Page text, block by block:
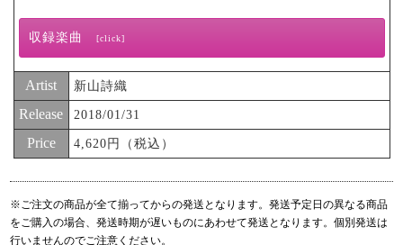
収録楽曲 [click]
01. ゆれるユレル
02. Don’t Cry
03. ひとりごと
04. 今 ここにいる
05. 絶対
07. 隣の行方
08. もう、行かなくちゃ。
09. あたしはあたしのままで
Artist 新山詩織
Release 2018/01/31
Price 4,620円（税込）
※ご注文の商品が全て揃ってからの発送となります。発送予定日の異なる商品
をご購入の場合、発送時期が遅いものにあわせて発送となります。個別発送は
行いませんのでご注意ください。